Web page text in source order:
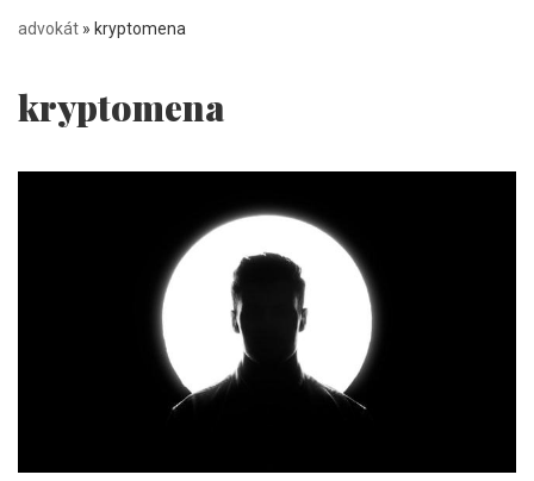
advokát » kryptomena
kryptomena